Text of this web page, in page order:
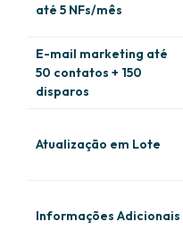
até 5 NFs/mês
E-mail marketing até
50 contatos + 150
disparos
Atualização em Lote
Informações Adicionais